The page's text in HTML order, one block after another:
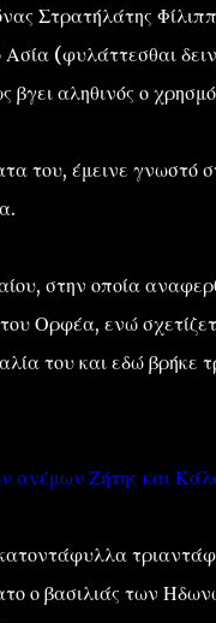
Στρατήλάτης
(φυλάττεσθαι
αληθινός ο
του, έμεινε γνωστό
στην οποία
Ορφέα, ενώ
του και εδώ βρήκε
ανέμων Ζήτης και
ο βασιλιάς των